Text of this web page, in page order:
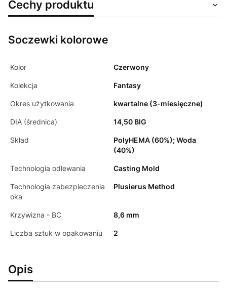
Cechy produktu
Soczewki kolorowe
Kolor Czerwony
Kolekcja Fantasy
Okres użytkowania kwartalne (3-miesięczne)
DIA (średnica) 14,50 BIG
Skład
PolyHEMA (60%); Woda
(40%)
Technologia odlewania Casting Mold
Technologia zabezpieczenia
oka
Plusierus Method
Krzywizna - BC 8,6 mm
Liczba sztuk w opakowaniu 2
Opis